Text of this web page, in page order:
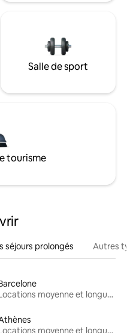
Salle de sport
tourisme
séjours prolongés Autres
Locations moyenne et longue durée
Locations moyenne et longue durée